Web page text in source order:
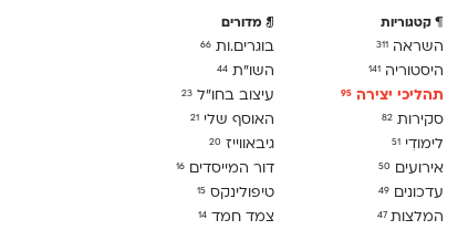
קטגוריות
השראה 311
היסטוריה 141
תהליכי יצירה 95
סקירות 82
לימודִי 51
אירועים 50
עדכונים 49
המלצות47
מדורים
בוגרים.ות 66
השו״ת 44
עיצוב בחו"ל 23
האוסף שלי 21
גיבאווייז 20
דור המייסדים 16
טיפולינקס 15
צמד חמד 14